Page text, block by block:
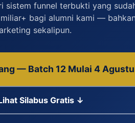
sistem funnel terbukti yang
bagi alumni kami —
sekalipun.
— Batch 12 Mulai 4
Silabus Gratis ↓